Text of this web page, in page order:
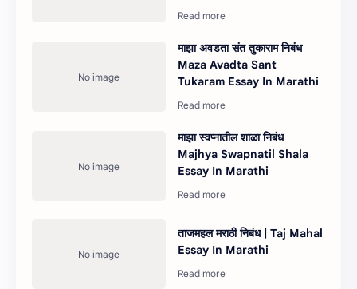
माझा अवडता संत तुकाराम निबंध
Maza Avadta Sant
Tukaram Essay In Marathi
माझा स्वप्नातील शाळा निबंध
Majhya Swapnatil Shala
Essay In Marathi
ताजमहल मराठी निबंध | Taj Mahal
Essay In Marathi